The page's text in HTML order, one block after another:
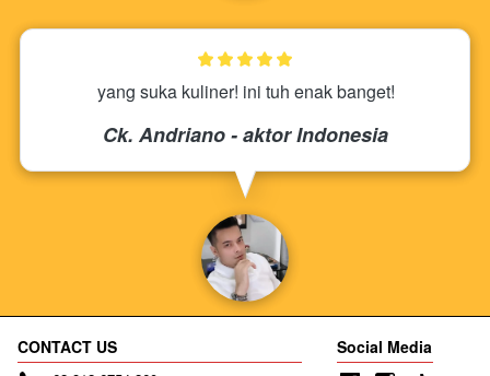
yang suka kuliner! ini tuh enak banget!
Ck. Andriano - aktor Indonesia
CONTACT US Social Media